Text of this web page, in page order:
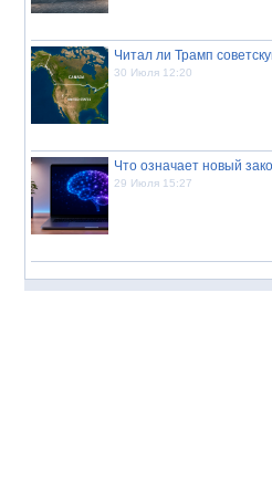
Читал ли Трамп
30 Июля 12:20
Что означает новый
29 Июля 15:27